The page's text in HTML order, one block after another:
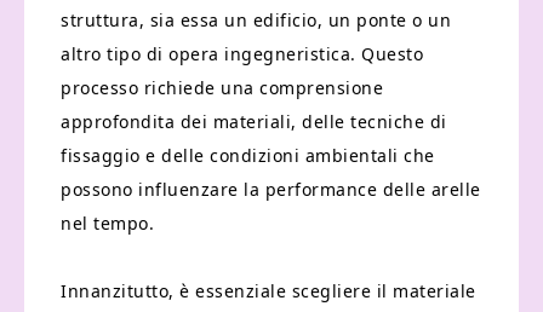
struttura, sia essa un edificio, un ponte o un
altro tipo di opera ingegneristica. Questo
processo richiede una comprensione
approfondita dei materiali, delle tecniche di
fissaggio e delle condizioni ambientali che
possono influenzare la performance delle arelle
nel tempo.
Innanzitutto, è essenziale scegliere il materiale